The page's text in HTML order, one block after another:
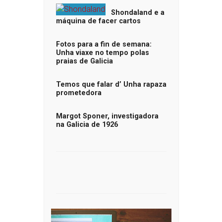
Shondaland e a
máquina de facer cartos
Fotos para a fin de semana:
Unha viaxe no tempo polas
praias de Galicia
Temos que falar d’ Unha rapaza
prometedora
Margot Sponer, investigadora
na Galicia de 1926